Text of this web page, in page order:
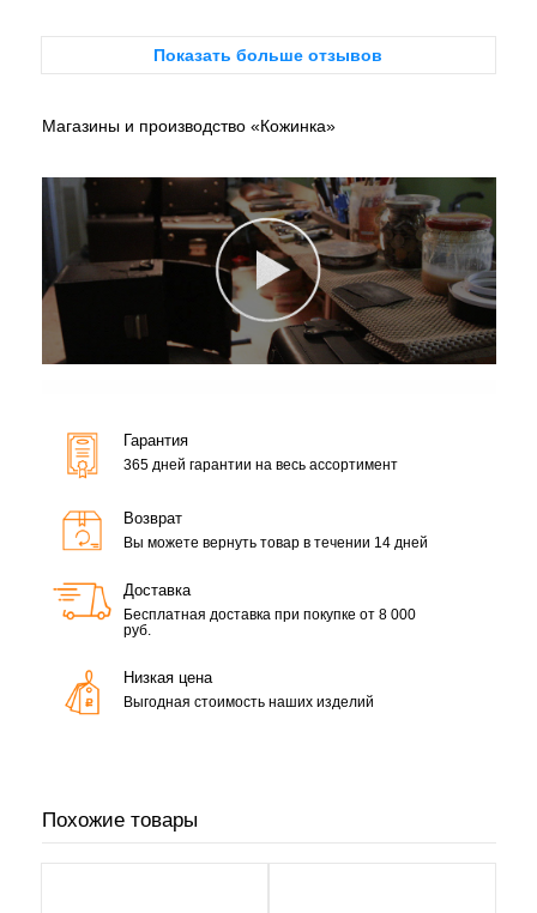
Показать больше отзывов
Магазины и производство «Кожинка»
Гарантия
365 дней гарантии на весь ассортимент
Возврат
Вы можете вернуть товар в течении 14 дней
Доставка
Бесплатная доставка при покупке от 8 000
руб.
Низкая цена
Выгодная стоимость наших изделий
Похожие товары